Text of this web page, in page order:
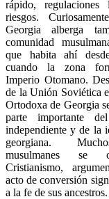
rápido, regulaciones
riesgos.
Georgia alberga
comunidad
que habita ahí
cuando la zona
Imperio Otomano.
de la Unión Soviética
Ortodoxa de Georgia
parte importante
independiente y de la
georgiana.
musulmanes se
Cristianismo,
acto de conversión
a la fe de sus ancestros.